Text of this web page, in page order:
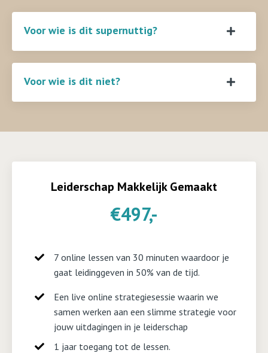
Voor wie is dit supernuttig?
Voor wie is dit niet?
Leiderschap Makkelijk Gemaakt
€497,-
7 online lessen van 30 minuten waardoor je
gaat leidinggeven in 50% van de tijd.
Een live online strategiesessie waarin we
samen werken aan een slimme strategie voor
jouw uitdagingen in je leiderschap
1 jaar toegang tot de lessen.